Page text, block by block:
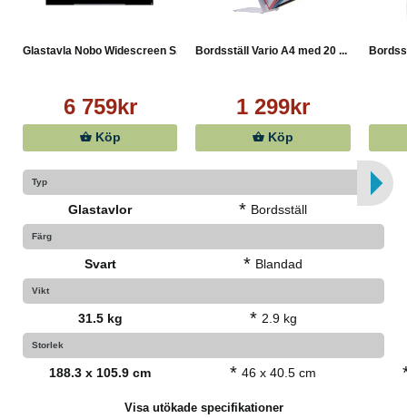
Vikt: 33 kg
Färg: Svart
Glastavla Nobo Widescreen S...
6 759kr
Köp
Bordsställ Vario A4 med 20 ...
1 299kr
Köp
Typ
Glastavlor * Bordsställ
Färg
Svart * Blandad
Vikt
31.5 kg * 2.9 kg
Storlek
188.3 x 105.9 cm * 46 x 40.5 cm
Visa utökade specifikationer